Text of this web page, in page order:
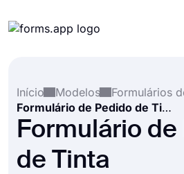
Integrações
Modelos
Recursos
Início
Modelos
Formulários
Formulário de Pedido de Tinta
Formulário
de Tinta